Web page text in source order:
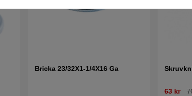
Bricka 23/32X1-1/4X16 Ga
63 kr